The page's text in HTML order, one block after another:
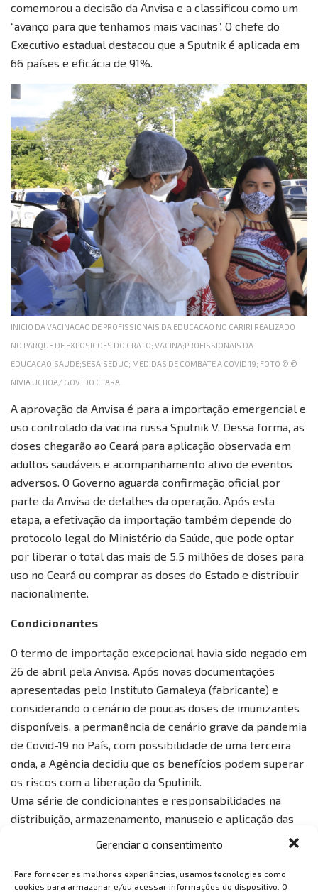
Gerenciar o consentimento
Para fornecer as melhores experiências, usamos tecnologias como
cookies para armazenar e/ou acessar informações do dispositivo. O
comemorou a decisão da Anvisa e a classificou como um
“avanço para que tenhamos mais vacinas”. O chefe do
Executivo estadual destacou que a Sputnik é aplicada em
66 países e eficácia de 91%.
INICIO DA VACINACAO DE PROFISSIONAIS DA EDUCACAO NO CARIRI REALIZADO
NO PARQUE DE EXPOSICOES DO CRATO; VACINA;PROFISSIONAIS DA
EDUCACAO;SAUDE;SESA;SEDUC; MEDIDAS DE COMBATE A COVID 19; FOTO © ©
NIVIA UCHOA/ GOV. DO CEARA
A aprovação da Anvisa é para a importação emergencial e
uso controlado da vacina russa Sputnik V. Dessa forma, as
doses chegarão ao Ceará para aplicação observada em
adultos saudáveis e acompanhamento ativo de eventos
adversos. O Governo aguarda confirmação oficial por
parte da Anvisa de detalhes da operação. Após esta
etapa, a efetivação da importação também depende do
protocolo legal do Ministério da Saúde, que pode optar
por liberar o total das mais de 5,5 milhões de doses para
uso no Ceará ou comprar as doses do Estado e distribuir
nacionalmente.
Condicionantes
O termo de importação excepcional havia sido negado em
26 de abril pela Anvisa. Após novas documentações
apresentadas pelo Instituto Gamaleya (fabricante) e
considerando o cenário de poucas doses de imunizantes
disponíveis, a permanência de cenário grave da pandemia
de Covid-19 no País, com possibilidade de uma terceira
onda, a Agência decidiu que os benefícios podem superar
os riscos com a liberação da Sputinik.
Uma série de condicionantes e responsabilidades na
distribuição, armazenamento, manuseio e aplicação das
doses suficientes para uso em somente 1% da população.